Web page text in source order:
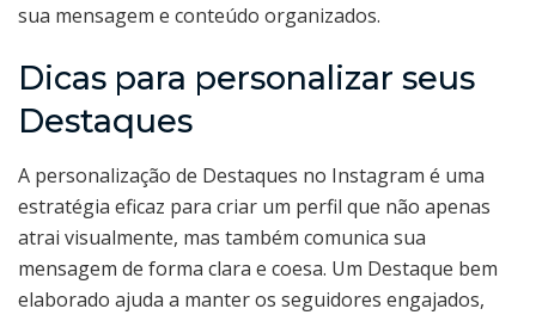
sua mensagem e conteúdo organizados.
Dicas para personalizar seus
Destaques
A personalização de Destaques no Instagram é uma
estratégia eficaz para criar um perfil que não apenas
atrai visualmente, mas também comunica sua
mensagem de forma clara e coesa. Um Destaque bem
elaborado ajuda a manter os seguidores engajados,